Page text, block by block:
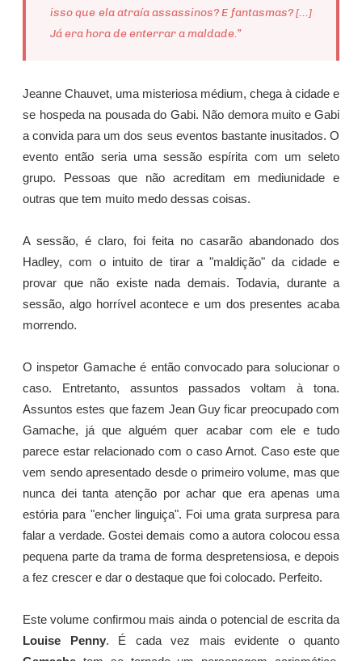
isso que ela atraía assassinos? E fantasmas? [...]
Já era hora de enterrar a maldade.”
Jeanne Chauvet, uma misteriosa médium, chega à cidade e
se hospeda na pousada do Gabi. Não demora muito e Gabi
a convida para um dos seus eventos bastante inusitados. O
evento então seria uma sessão espírita com um seleto
grupo. Pessoas que não acreditam em mediunidade e
outras que tem muito medo dessas coisas.
A sessão, é claro, foi feita no casarão abandonado dos
Hadley, com o intuito de tirar a "maldição" da cidade e
provar que não existe nada demais. Todavia, durante a
sessão, algo horrível acontece e um dos presentes acaba
morrendo.
O inspetor Gamache é então convocado para solucionar o
caso. Entretanto, assuntos passados voltam à tona.
Assuntos estes que fazem Jean Guy ficar preocupado com
Gamache, já que alguém quer acabar com ele e tudo
parece estar relacionado com o caso Arnot. Caso este que
vem sendo apresentado desde o primeiro volume, mas que
nunca dei tanta atenção por achar que era apenas uma
estória para "encher linguiça". Foi uma grata surpresa para
falar a verdade. Gostei demais como a autora colocou essa
pequena parte da trama de forma despretensiosa, e depois
a fez crescer e dar o destaque que foi colocado. Perfeito.
Este volume confirmou mais ainda o potencial de escrita da
Louise Penny. É cada vez mais evidente o quanto